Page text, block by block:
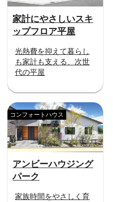
家計にやさしいスキ
ップフロア平屋
光熱費を抑えて暮らし
も家計も支える、次世
代の平屋
アンビーハウジング
パーク
コンフォートハウス
家族時間をやさしく育